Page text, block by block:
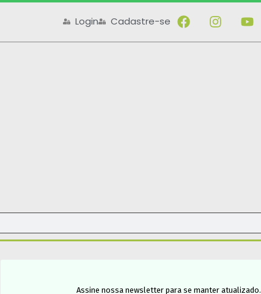
Login Cadastre-se
Assine nossa newsletter para se manter atualizado.